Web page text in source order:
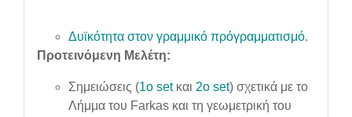
Δυϊκότητα στον γραμμικό πρόγραμματισμό.
Προτεινόμενη Μελέτη:
Σημειώσεις (1ο set και 2o set) σχετικά με το
Λήμμα του Farkas και τη γεωμετρική του